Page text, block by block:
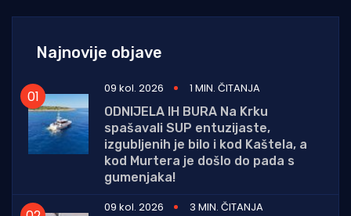
Najnovije objave
09 kol. 2026
1 MIN. ČITANJA
ODNIJELA IH BURA Na Krku
spašavali SUP entuzijaste,
izgubljenih je bilo i kod Kaštela, a
kod Murtera je došlo do pada s
gumenjaka!
09 kol. 2026
3 MIN. ČITANJA